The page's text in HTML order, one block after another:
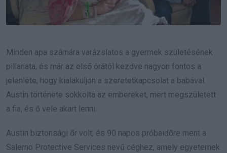
Minden apa számára varázslatos a gyermek születésének
pillanata, és már az első órától kezdve nagyon fontos a
jelenléte, hogy kialakuljon a szeretetkapcsolat a babával.
Austin története sokkolta az embereket, mert megszületett
a fia, és ő vele akart lenni.
Austin biztonsági őr volt, és 90 napos próbaidőre ment a
Salerno Protective Services nevű céghez, amely egyetemek